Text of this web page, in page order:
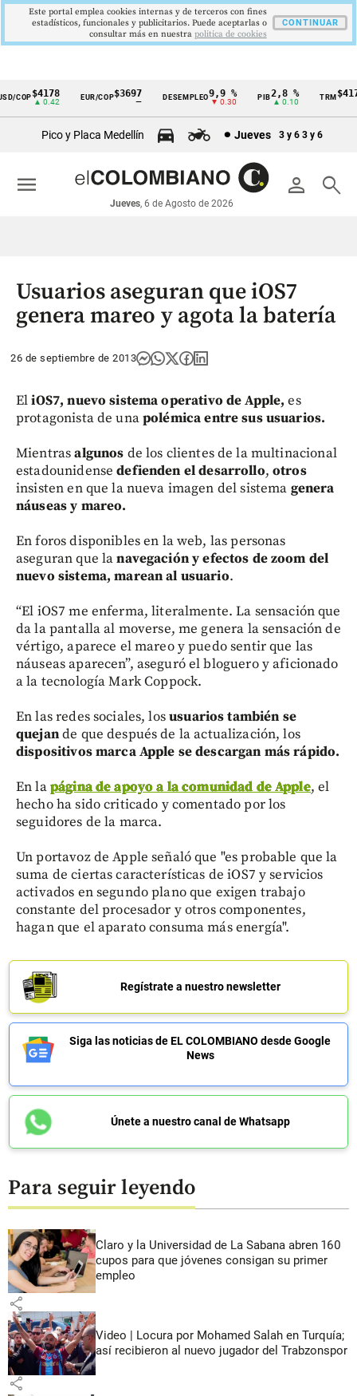
Cintillo
económicos
Colombia
COP$4178
▲ 0.42
EUR/COP$3697 DESEMPLEO 9,9 %
▼ 0.30
PIB2,8 %
▲ 0.10
TRM
Pico y Placa Medellín Jueves 3 y 6 3 y 6
person search
Jueves, 6 de Agosto de 2026
menu
Usuarios aseguran que iOS7
genera mareo y agota la batería
26 de septiembre de 2013
EliOS7, nuevo sistema operativo de Apple, es
protagonista de unapolémica entre sus usuarios.
Mientrasalgunos de los clientes de la multinacional
estadounidensedefienden el desarrollo,otros
insisten en que la nueva imagen del sistema genera
náuseas y mareo.
En foros disponibles en la web, las personas
aseguran que lanavegación y efectos de zoom del
nuevo sistema, marean al usuario.
“El iOS7 me enferma, literalmente. La sensación que
da la pantalla al moverse, me genera la sensación de
vértigo, aparece el mareo y puedo sentir que las
náuseas aparecen”, aseguró el bloguero y aficionado
a la tecnología Mark Coppock.
En las redes sociales, losusuarios también se
quejande que después de la actualización, los
dispositivos marca Apple se descargan más rápido.
En lapágina de apoyo a la comunidad de Apple, el
hecho ha sido criticado y comentado por los
seguidores de la marca.
Un portavoz de Apple señaló que "es probable que la
suma de ciertas características de iOS7 y servicios
activados en segundo plano que exigen trabajo
constante del procesador y otros componentes,
hagan que el aparato consuma más energía".
Regístrate a nuestro newsletter
Siga las noticias de EL COLOMBIANO desde Google
News
Únete a nuestro canal de Whatsapp
Para seguir leyendo
Claro y la Universidad de La Sabana abren 160
cupos para que jóvenes consigan su primer
empleo
share
Video | Locura por Mohamed Salah en Turquía;
así recibieron al nuevo jugador del Trabzonspor
share
Este portal emplea cookies internas y de terceros con fines
estadísticos, funcionales y publicitarios. Puede aceptarlas o
consultar más en nuestra politica de cookies
CONTINUAR